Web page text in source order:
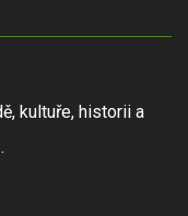
kultuře, historii a